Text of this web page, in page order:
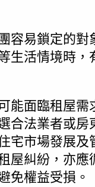
容易鎖定的對
生活情境時，
能面臨租屋需
合法業者或房
宅市場發展及
屋糾紛，亦應
免權益受損。